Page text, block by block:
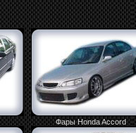
Фары Honda Accord